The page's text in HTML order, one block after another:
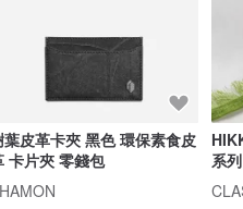
葉皮革卡夾 黑色 環保素食皮
卡片夾 零錢包
系